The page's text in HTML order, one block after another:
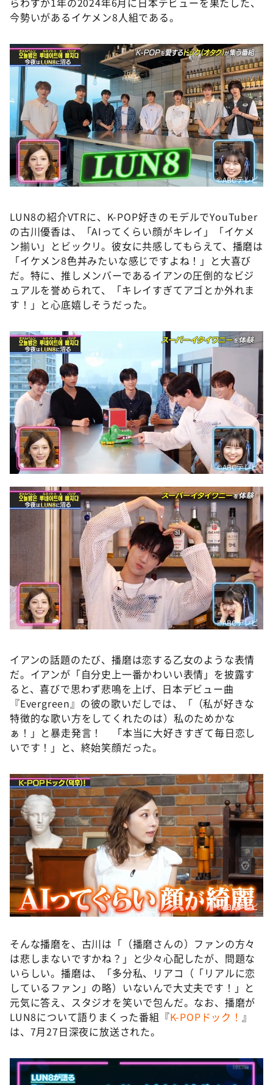
今勢いがあるイケメン8人組である。
©️ABCテレビ
LUN8の紹介VTRに、K-POP好きのモデルでYouTuber
の古川優香は、「AIってくらい顔がキレイ」「イケメ
ン揃い」とビックリ。彼女に共感してもらえて、播磨は
「イケメン8色丼みたいな感じですよね！」と大喜び
だ。特に、推しメンバーであるイアンの圧倒的なビジ
ュアルを誉められて、「キレイすぎてアゴとか外れま
す！」と心底嬉しそうだった。
©️ABCテレビ
©️ABCテレビ
イアンの話題のたび、播磨は恋する乙女のような表情
だ。イアンが「自分史上一番かわいい表情」を披露す
ると、喜びで思わず悲鳴を上げ、日本デビュー曲
『Evergreen』の彼の歌いだしでは、「（私が好きな
特徴的な歌い方をしてくれたのは）私のためかな
ぁ！」と暴走発言！ 「本当に大好きすぎて毎日恋し
いです！」と、終始笑顔だった。
©️ABCテレビ
そんな播磨を、古川は「（播磨さんの）ファンの方々
は悲しまないですかね？」と少々心配したが、問題な
いらしい。播磨は、「多分私、リアコ（「リアルに恋
しているファン」の略）いないんで大丈夫です！」と
元気に答え、スタジオを笑いで包んだ。なお、播磨が
LUN8について語りまくった番組『K-POPドック！ 』
は、7月27日深夜に放送された。